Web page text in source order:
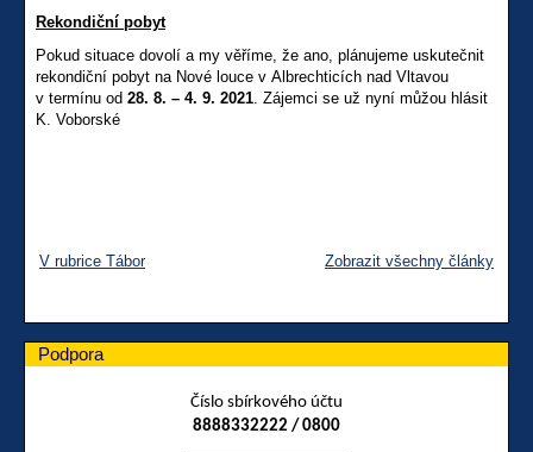
Rekondiční pobyt
Pokud situace dovolí a my věříme, že ano, plánujeme uskutečnit
rekondiční pobyt na Nové louce v Albrechticích nad Vltavou
v termínu od 28. 8. – 4. 9. 2021. Zájemci se už nyní můžou hlásit
K. Voborské
V rubrice Tábor Zobrazit všechny články
Podpora
Číslo sbírkového účtu
8888332222 / 0800